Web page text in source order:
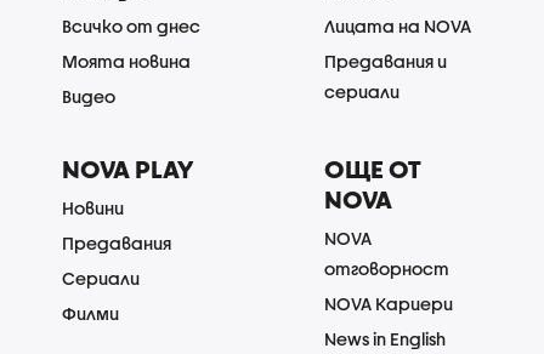
Всичко от днес
Моята новина
Видео
Лицата на NOVA
Предавания и
сериали
NOVA PLAY
Новини
Предавания
Сериали
Филми
ОЩЕ ОТ
NOVA
NOVA
отговорност
NOVA Кариери
News in English